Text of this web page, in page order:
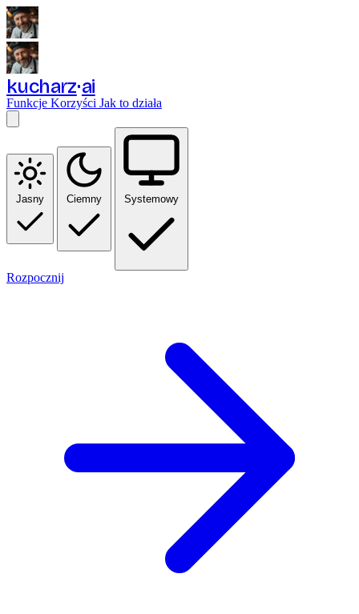
kucharz ai
Funkcje Korzyści Jak to działa
Jasny Ciemny Systemowy
Rozpocznij